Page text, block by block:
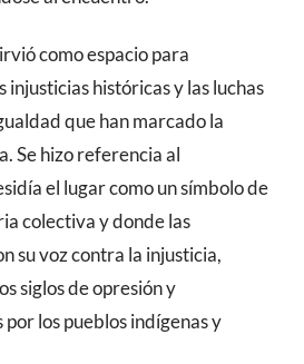
como espacio para
injusticias históricas y las luchas
que han marcado la
Se hizo referencia al
el lugar como un símbolo de
colectiva y donde las
su voz contra la injusticia,
siglos de opresión y
los pueblos indígenas y